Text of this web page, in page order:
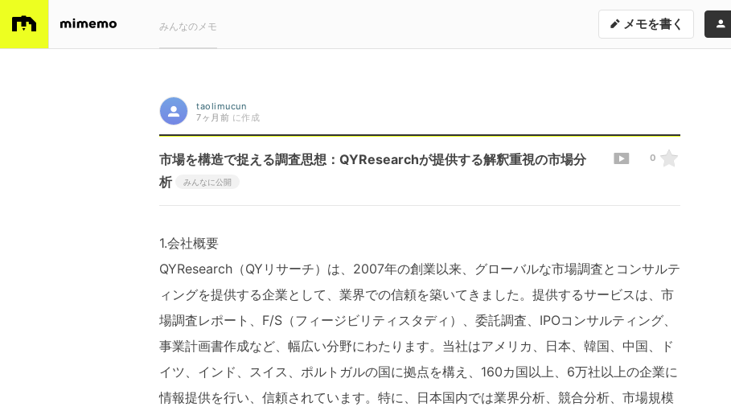
みんなのメモ メモを書く
taolimucun
7ヶ月前 に作成
0
市場を構造で捉える調査思想：QYResearchが提供する解釈重視の市場分
析
みんなに公開
1.会社概要
QYResearch（QYリサーチ）は、2007年の創業以来、グローバルな市場調査とコンサルテ
ィングを提供する企業として、業界での信頼を築いてきました。提供するサービスは、市
場調査レポート、F/S（フィージビリティスタディ）、委託調査、IPOコンサルティング、
事業計画書作成など、幅広い分野にわたります。当社はアメリカ、日本、韓国、中国、ド
イツ、インド、スイス、ポルトガルの国に拠点を構え、160カ国以上、6万社以上の企業に
情報提供を行い、信頼されています。特に、日本国内では業界分析、競合分析、市場規模